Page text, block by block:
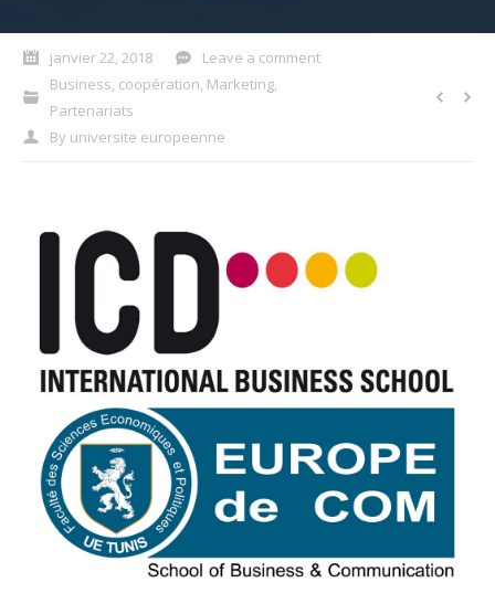
janvier 22, 2018
Leave a comment
Business, coopération, Marketing,
Partenariats
By universite europeenne